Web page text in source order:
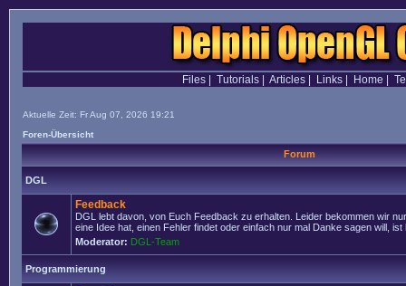
Files| Tutorials| Articles| Links| Home
Aktuelle Zeit: Fr Aug 07, 2026 19:21
Foren-Übersicht
Forum
DGL
Feedback
DGL lebt davon, von Euch Feedback zu erhalten. Leider bekommen wir
eine Idee hat, einen Fehler findet oder einfach nur mal Danke sagen will, ist
Moderator: DGL-Team
Programmierung